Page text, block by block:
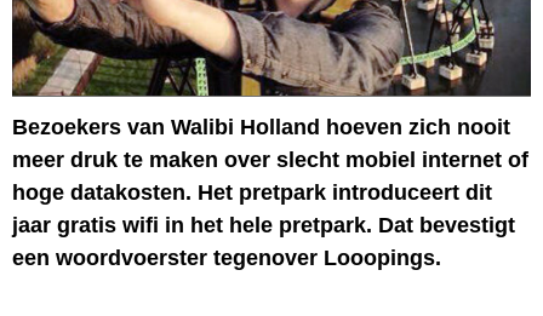
Bezoekers van Walibi Holland hoeven zich nooit
meer druk te maken over slecht mobiel internet of
hoge datakosten. Het pretpark introduceert dit
jaar gratis wifi in het hele pretpark. Dat bevestigt
een woordvoerster tegenover Looopings.